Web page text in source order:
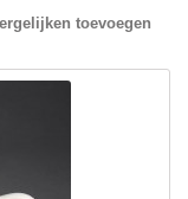
toevoegen